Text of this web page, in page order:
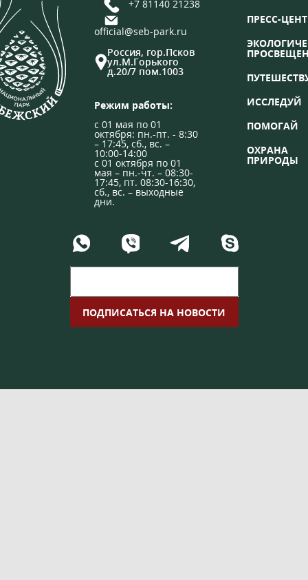
+7 81140 21238
official@seb-park.ru
Россия, гор.Псков
ул.М.Горького
д.20/7 пом.1003
Режим работы:
с 01 мая по 01
октября: пн.-пт. - 8:30
– 17:45, сб., вс. –
10:00-14:00
с 01 октября по 01
мая – пн.-чт. – 08:30-
17:45, пт. 08:30-16:30,
сб., вс. – выходные
дни.
ПРЕСС-
ИССЛЕДУЙ
ПОМОГАЙ
ОХРАНА
ПРИРОДЫ